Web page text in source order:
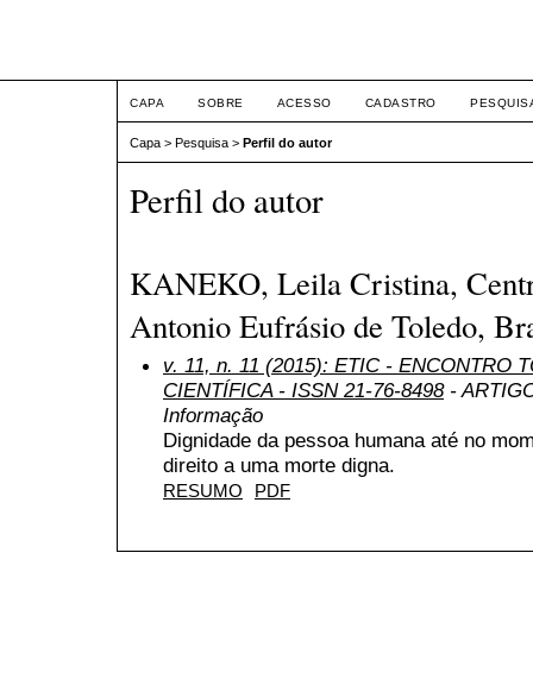
CAPA SOBRE ACESSO CADASTRO
Capa > Pesquisa > Perfil do autor
Perfil do autor
KANEKO, Leila Cristina,
Antonio Eufrásio de Toledo,
v. 11, n. 11 (2015): ETIC - ENCONTRO
CIENTÍFICA - ISSN 21-76-8498-
Informação
Dignidade da pessoa humana até no
direito a uma morte digna.
RESUMO PDF